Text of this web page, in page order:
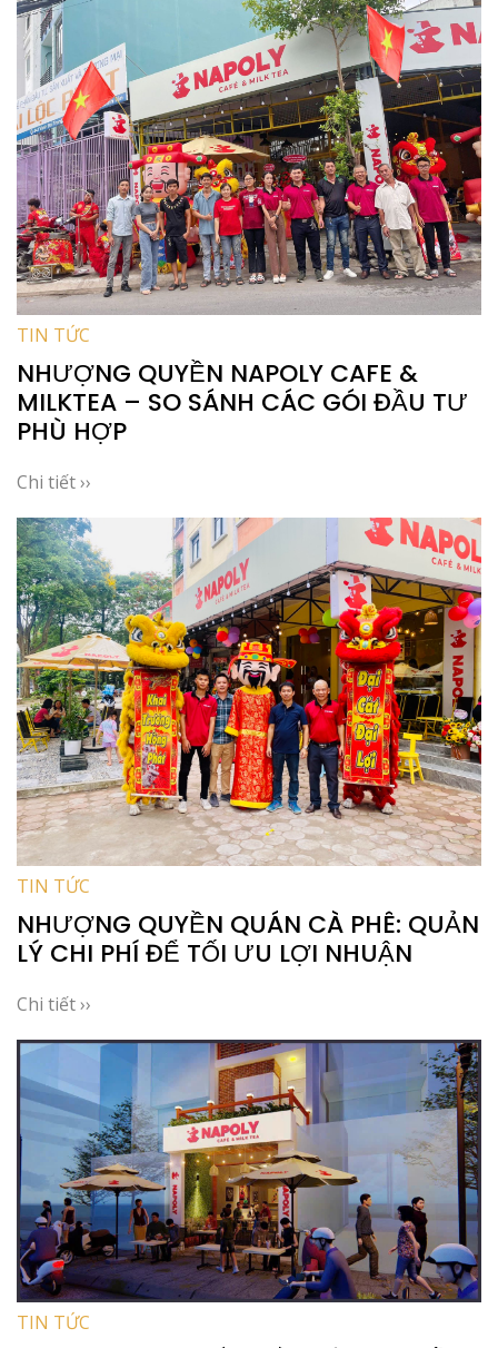
TIN TỨC
NHƯỢNG QUYỀN NAPOLY CAFE &
MILKTEA – SO SÁNH CÁC GÓI ĐẦU TƯ
PHÙ HỢP
Chi tiết ››
TIN TỨC
NHƯỢNG QUYỀN QUÁN CÀ PHÊ: QUẢN
LÝ CHI PHÍ ĐỂ TỐI ƯU LỢI NHUẬN
Chi tiết ››
TIN TỨC